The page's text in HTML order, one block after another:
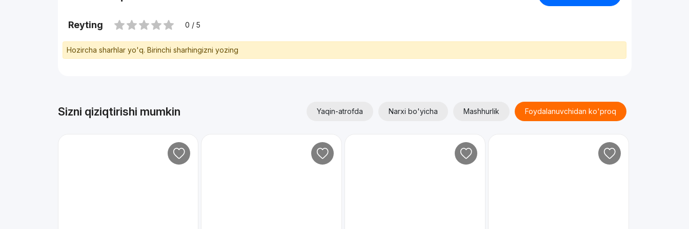
Reyting 0 / 5
Hozircha sharhlar yo'q. Birinchi sharhingizni yozing
Sizni qiziqtirishi mumkin Yaqin-atrofda Narxi bo'yicha Mashhurlik Foydalanuvchidan ko'proq